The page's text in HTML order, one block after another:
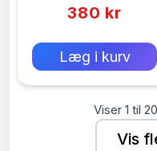
380 kr
Læg i kurv
Viser 1 til 20
Vis